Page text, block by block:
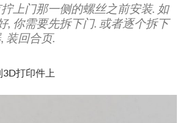
上门那一侧的螺丝之前安装. 如
, 你需要先拆下门. 或者逐个拆下
装回合页.
打印件上